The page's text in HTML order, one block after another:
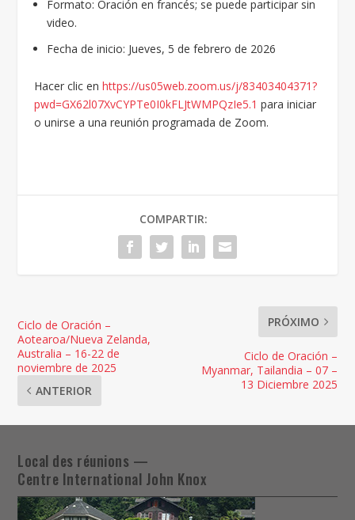
Formato: Oración en francés; se puede participar sin
video.
Fecha de inicio: Jueves, 5 de febrero de 2026
Hacer clic en https://us05web.zoom.us/j/83403404371?
pwd=GX62l07XvCYPTe0I0kFLJtWMPQzIe5.1 para iniciar
o unirse a una reunión programada de Zoom.
COMPARTIR:
Ciclo de Oración –
Aotearoa/Nueva Zelanda,
Australia – 16-22 de
noviembre de 2025
ANTERIOR
PRÓXIMO
Ciclo de Oración –
Myanmar, Tailandia – 07 –
13 Diciembre 2025
Local des réunions —
Centre International John Knox